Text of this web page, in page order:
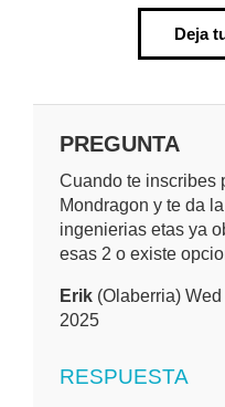
Deja
PREGUNTA
Cuando te inscribes
Mondragon y te da
ingenierias etas ya
esas 2 o existe
Erik (Olaberria)
2025
RESPUESTA